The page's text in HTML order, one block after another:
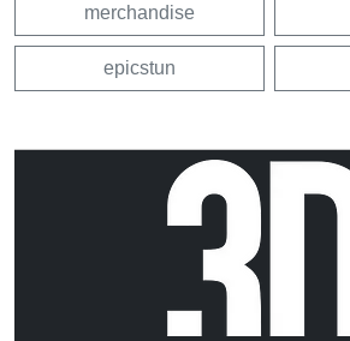
merchandise
epicstun